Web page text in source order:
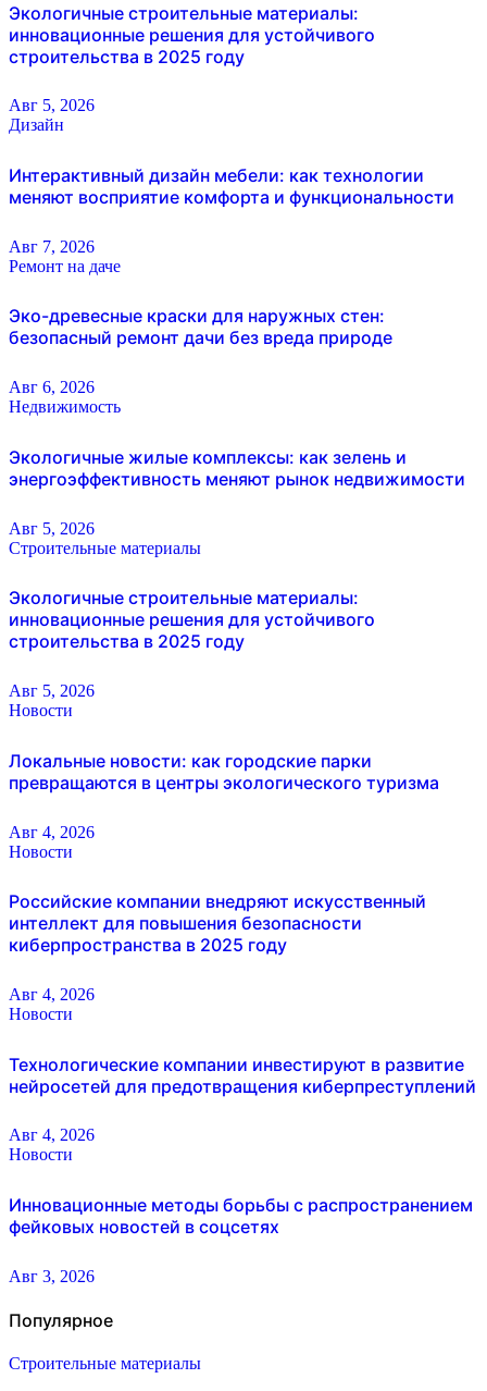
Экологичные строительные материалы:
инновационные решения для устойчивого
строительства в 2025 году
Авг 5, 2026
Дизайн
Интерактивный дизайн мебели: как технологии
меняют восприятие комфорта и функциональности
Авг 7, 2026
Ремонт на даче
Эко-древесные краски для наружных стен:
безопасный ремонт дачи без вреда природе
Авг 6, 2026
Недвижимость
Экологичные жилые комплексы: как зелень и
энергоэффективность меняют рынок недвижимости
Авг 5, 2026
Строительные материалы
Экологичные строительные материалы:
инновационные решения для устойчивого
строительства в 2025 году
Авг 5, 2026
Новости
Локальные новости: как городские парки
превращаются в центры экологического туризма
Авг 4, 2026
Новости
Российские компании внедряют искусственный
интеллект для повышения безопасности
киберпространства в 2025 году
Авг 4, 2026
Новости
Технологические компании инвестируют в развитие
нейросетей для предотвращения киберпреступлений
Авг 4, 2026
Новости
Инновационные методы борьбы с распространением
фейковых новостей в соцсетях
Авг 3, 2026
Популярное
Строительные материалы